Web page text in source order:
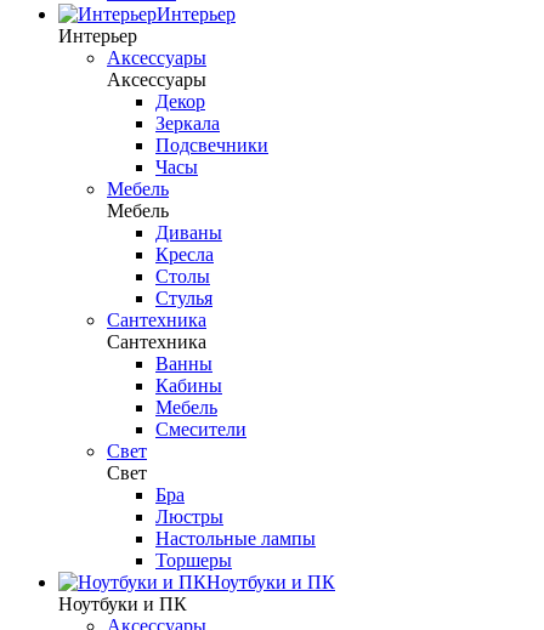
Интерьер
Интерьер
Аксессуары
Аксессуары
Декор
Зеркала
Подсвечники
Часы
Мебель
Мебель
Диваны
Кресла
Столы
Стулья
Сантехника
Сантехника
Ванны
Кабины
Мебель
Смесители
Свет
Свет
Бра
Люстры
Настольные лампы
Торшеры
Ноутбуки и ПК
Ноутбуки и ПК
Аксессуары